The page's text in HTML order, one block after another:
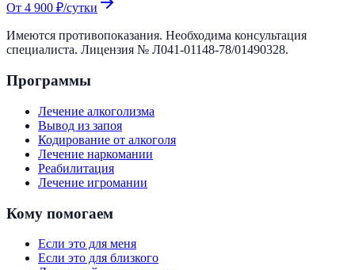
От 4 900 ₽/сутки
Имеются противопоказания. Необходима консультация
специалиста. Лицензия № Л041-01148-78/01490328.
Программы
Лечение алкоголизма
Вывод из запоя
Кодирование от алкоголя
Лечение наркомании
Реабилитация
Лечение игромании
Кому помогаем
Если это для меня
Если это для близкого